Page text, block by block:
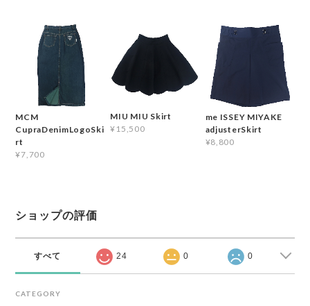
MCM
CupraDenimLogoSki
rt
¥7,700
MIU MIU Skirt
¥15,500
me ISSEY MIYAKE
adjusterSkirt
¥8,800
ショップの評価
すべて 24 0 0
CATEGORY